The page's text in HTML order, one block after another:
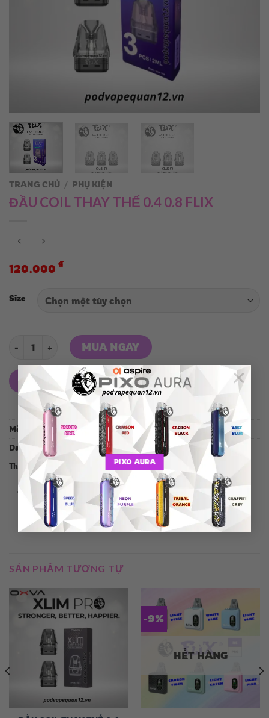
PIXO AURA
×
TRANG CHỦ / PHỤ KIỆN
ĐẦU COIL THAY THẾ 0.4 0.8 FLIX
120.000 ₫
Size
ĐẦU COIL THAY THẾ 0.4 0.8 FLIX số lượng
MUA NGAY
THÊM VÀO GIỎ HÀNG
Mã:
Danh mục:Phụ Kiện
Thẻ:
FLIX
SẢN PHẨM TƯƠNG TỰ
-9%
HẾT HÀNG